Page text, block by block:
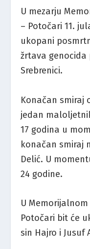
U mezarju
– Potočari 11.
ukopani
žrtava genocida
Srebrenici.
Konačan smiraj
jedan
17 godina u
konačan smiraj
Delić. U
24 godine.
U
Potočari bit će
sin Hajro i Jusuf